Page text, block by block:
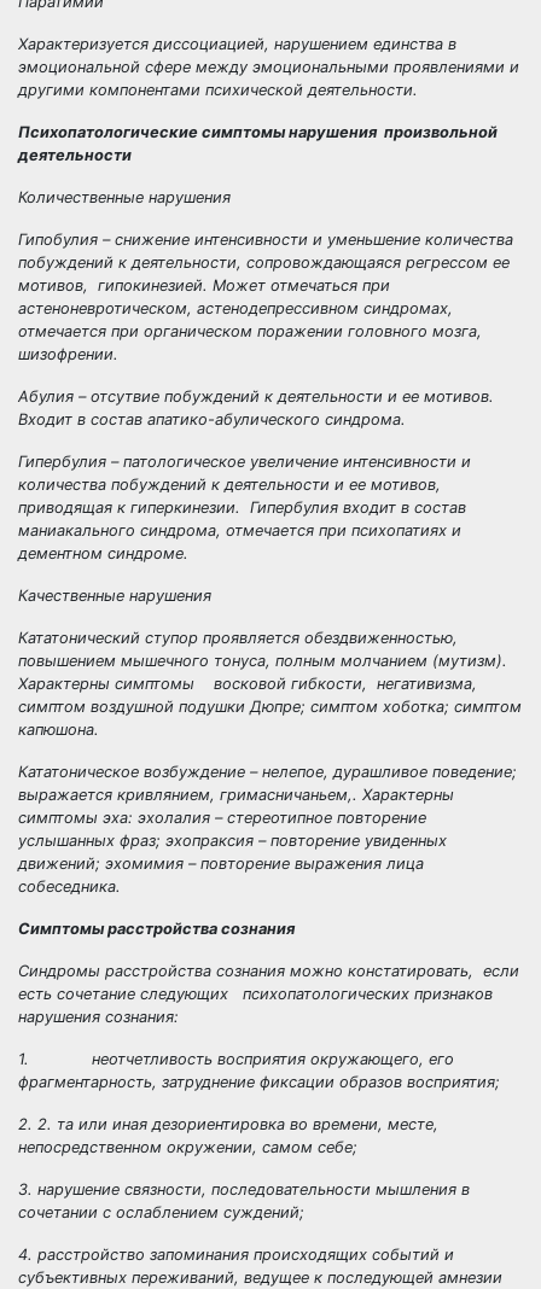
Характеризуется диссоциацией, нарушением единства в
эмоциональной сфере между эмоциональными проявлениями и
другими компонентами психической деятельности.
Психопатологические симптомы нарушения произвольной
деятельности
Количественные нарушения
Гипобулия – снижение интенсивности и уменьшение количества
побуждений к деятельности, сопровождающаяся регрессом ее
мотивов, гипокинезией. Может отмечаться при
астеноневротическом, астенодепрессивном синдромах,
отмечается при органическом поражении головного мозга,
шизофрении.
Абулия – отсутвие побуждений к деятельности и ее мотивов.
Входит в состав апатико-абулического синдрома.
Гипербулия – патологическое увеличение интенсивности и
количества побуждений к деятельности и ее мотивов,
приводящая к гиперкинезии. Гипербулия входит в состав
маниакального синдрома, отмечается при психопатиях и
дементном синдроме.
Качественные нарушения
Кататонический ступор проявляется обездвиженностью,
повышением мышечного тонуса, полным молчанием (мутизм).
Характерны симптомы восковой гибкости, негативизма,
симптом воздушной подушки Дюпре; симптом хоботка; симптом
капюшона.
Кататоническое возбуждение – нелепое, дурашливое поведение;
выражается кривлянием, гримасничаньем,. Характерны
симптомы эха: эхолалия – стереотипное повторение
услышанных фраз; эхопраксия – повторение увиденных
движений; эхомимия – повторение выражения лица
собеседника.
Симптомы расстройства сознания
Синдромы расстройства сознания можно констатировать, если
есть сочетание следующих психопатологических признаков
нарушения сознания:
1. неотчетливость восприятия окружающего, его
фрагментарность, затруднение фиксации образов восприятия;
2. 2. та или иная дезориентировка во времени, месте,
непосредственном окружении, самом себе;
3. нарушение связности, последовательности мышления в
сочетании с ослаблением суждений;
4. расстройство запоминания происходящих событий и
субъективных переживаний, ведущее к последующей амнезии